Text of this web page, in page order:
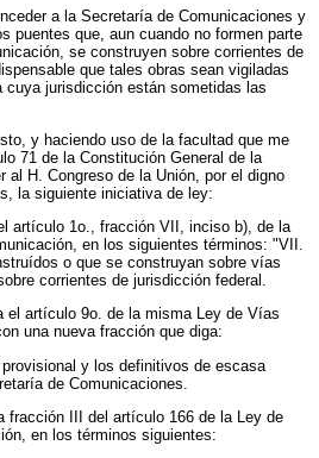
a la Secretaría de Comunicaciones y
puentes que, aun cuando no formen parte
se construyen sobre corrientes de
que tales obras sean vigiladas
cuya jurisdicción están sometidas las
y haciendo uso de la facultad que me
71 de la Constitución General de la
al H. Congreso de la Unión, por el digno
la siguiente iniciativa de ley:
artículo 1o., fracción VII, inciso b), de la
en los siguientes términos: "VII.
o que se construyan sobre vías
corrientes de jurisdicción federal.
el artículo 9o. de la misma Ley de Vías
una nueva fracción que diga:
y los definitivos de escasa
de Comunicaciones.
fracción III del artículo 166 de la Ley de
en los términos siguientes: